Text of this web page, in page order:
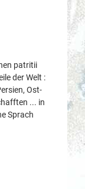
patritii
der Welt :
Ost-
... in
Sprach